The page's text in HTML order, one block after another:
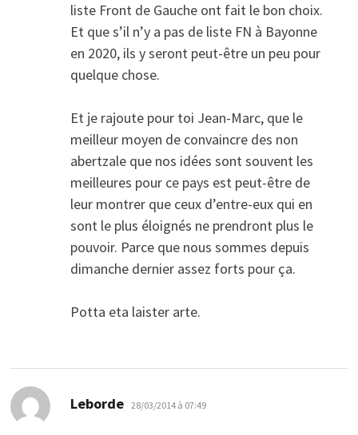
liste Front de Gauche ont fait le bon choix.
Et que s’il n’y a pas de liste FN à Bayonne
en 2020, ils y seront peut-être un peu pour
quelque chose.
Et je rajoute pour toi Jean-Marc, que le
meilleur moyen de convaincre des non
abertzale que nos idées sont souvent les
meilleures pour ce pays est peut-être de
leur montrer que ceux d’entre-eux qui en
sont le plus éloignés ne prendront plus le
pouvoir. Parce que nous sommes depuis
dimanche dernier assez forts pour ça.
Potta eta laister arte.
Leborde dit :
28/03/2014 à 07:49